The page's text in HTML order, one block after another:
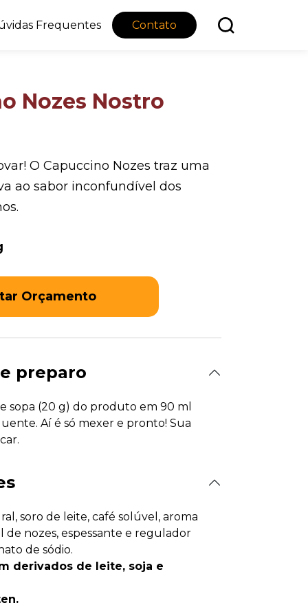
Frequentes Contato
Nozes Nostro
O Capuccino Nozes traz uma
ao sabor inconfundível dos
preparo
sopa (20 g) do produto em 90 ml
Aí é só mexer e pronto! Sua
soro de leite, café solúvel, aroma
de nozes, espessante e regulador
de sódio.
derivados de leite, soja e